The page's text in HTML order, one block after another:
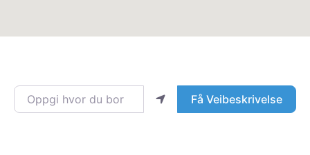
Oppgi hvor du bor Få Veibeskrivelse